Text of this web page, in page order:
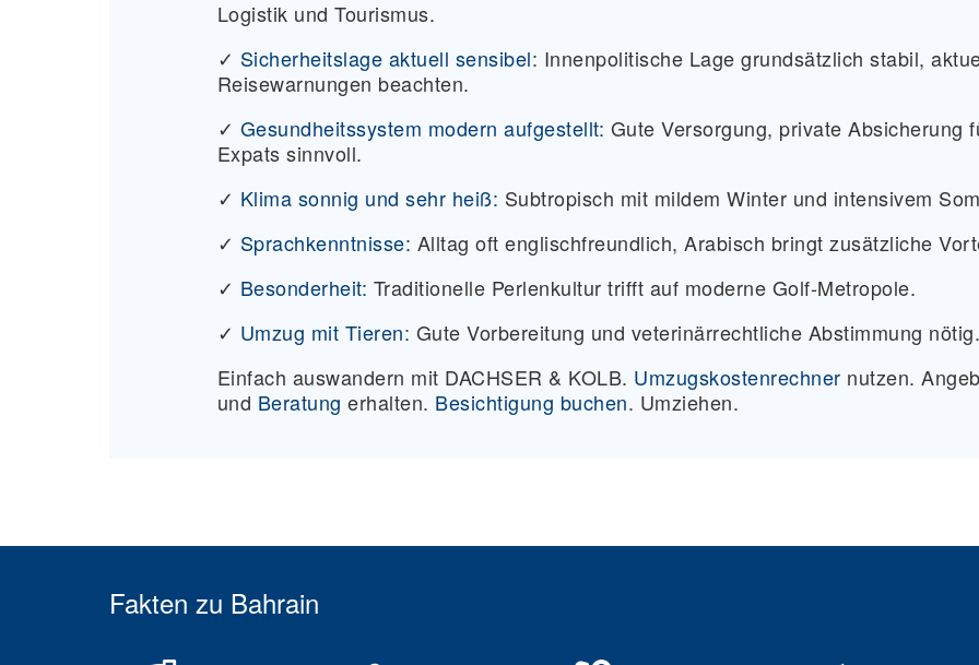
Logistik und Tourismus.
✓ Sicherheitslage aktuell sensibel: Innenpolitische Lage grundsätzlich stabil,
Reisewarnungen beachten.
✓ Gesundheitssystem modern aufgestellt: Gute Versorgung, private Absicherung
Expats sinnvoll.
✓ Klima sonnig und sehr heiß: Subtropisch mit mildem Winter und intensivem
✓ Sprachkenntnisse: Alltag oft englischfreundlich, Arabisch bringt zusätzliche
✓ Besonderheit: Traditionelle Perlenkultur trifft auf moderne Golf-Metropole.
✓ Umzug mit Tieren: Gute Vorbereitung und veterinärrechtliche Abstimmung nötig.
Einfach auswandern mit DACHSER & KOLB. Umzugskostenrechner nutzen.
und Beratung erhalten. Besichtigung buchen. Umziehen.
Fakten zu Bahrain